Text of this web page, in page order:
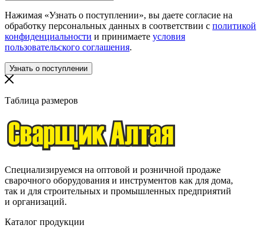
Нажимая «Узнать о поступлении», вы даете согласие на
обработку персональных данных в соответствии с политикой
конфиденциальности и принимаете условия
пользовательского соглашения.
Таблица размеров
Специализируемся на оптовой и розничной продаже
сварочного оборудования и инструментов как для дома,
так и для строительных и промышленных предприятий
и организаций.
Каталог продукции